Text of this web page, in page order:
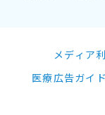
メディア
医療広告ガイ